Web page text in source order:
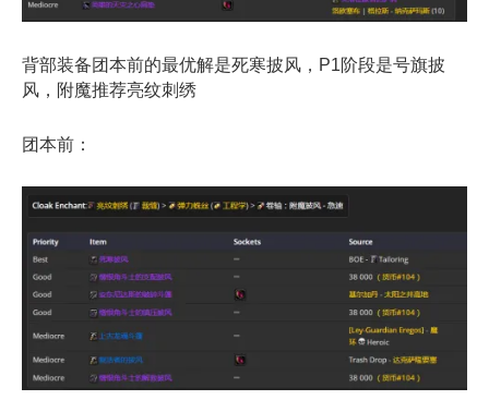
背部装备团本前的最优解是死寒披风，P1阶段是号旗披
风，附魔推荐亮纹刺绣
团本前：